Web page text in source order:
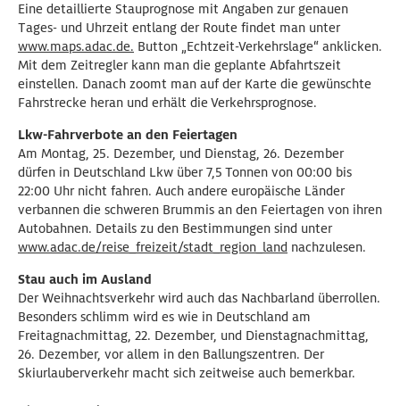
Eine detaillierte Stauprognose mit Angaben zur genauen
Tages- und Uhrzeit entlang der Route findet man unter
www.maps.adac.de. Button „Echtzeit-Verkehrslage“ anklicken.
Mit dem Zeitregler kann man die geplante Abfahrtszeit
einstellen. Danach zoomt man auf der Karte die gewünschte
Fahrstrecke heran und erhält die Verkehrsprognose.
Lkw-Fahrverbote an den Feiertagen
Am Montag, 25. Dezember, und Dienstag, 26. Dezember
dürfen in Deutschland Lkw über 7,5 Tonnen von 00:00 bis
22:00 Uhr nicht fahren. Auch andere europäische Länder
verbannen die schweren Brummis an den Feiertagen von ihren
Autobahnen. Details zu den Bestimmungen sind unter
www.adac.de/reise_freizeit/stadt_region_land nachzulesen.
Stau auch im Ausland
Der Weihnachtsverkehr wird auch das Nachbarland überrollen.
Besonders schlimm wird es wie in Deutschland am
Freitagnachmittag, 22. Dezember, und Dienstagnachmittag,
26. Dezember, vor allem in den Ballungszentren. Der
Skiurlauberverkehr macht sich zeitweise auch bemerkbar.